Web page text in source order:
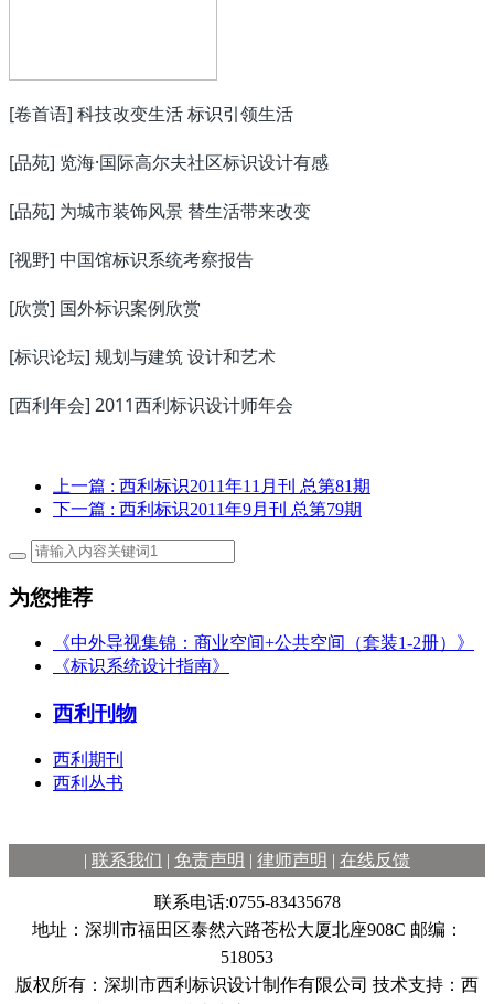
[卷首语] 科技改变生活 标识引领生活
[品苑] 览海·国际高尔夫社区标识设计有感
[品苑] 为城市装饰风景 替生活带来改变
[视野] 中国馆标识系统考察报告
[欣赏] 国外标识案例欣赏
[标识论坛] 规划与建筑 设计和艺术
[西利年会] 2011西利标识设计师年会
上一篇 : 西利标识2011年11月刊 总第81期
下一篇 : 西利标识2011年9月刊 总第79期
为您推荐
《中外导视集锦：商业空间+公共空间（套装1-2册）》
《标识系统设计指南》
西利刊物
西利期刊
西利丛书
| 联系我们 | 免责声明 | 律师声明 | 在线反馈
联系电话:0755-83435678
地址：深圳市福田区泰然六路苍松大厦北座908C 邮编：
518053
版权所有：深圳市西利标识设计制作有限公司 技术支持：西